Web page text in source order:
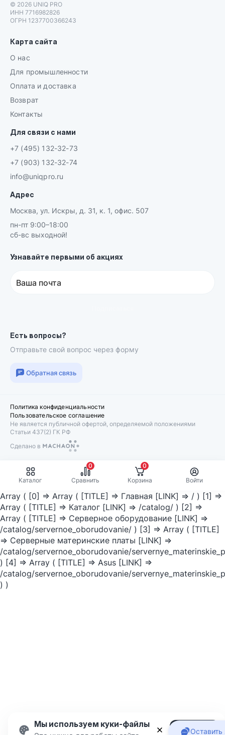
Оставить
© 2026 UNIQ PRO
ИНН 7716982826
ОГРН 1237700366243
Карта сайта
О нас
Для промышленности
Оплата и доставка
Возврат
Контакты
Для связи с нами
+7 (495) 132-32-73
+7 (903) 132-32-74
info@uniqpro.ru
Адрес
Москва, ул. Искры, д. 31, к. 1, офис. 507
пн-пт 9:00–18:00
сб-вс выходной!
Узнавайте первыми об акциях
Ваша почта
Есть вопросы?
Отправьте свой вопрос через форму
Обратная связь
Политика конфиденциальности
Пользовательское соглашение
Не является публичной офертой, определяемой положениями
Статьи 437(2) ГК РФ
Сделано в
Machaon
Каталог
0
Сравнить
0
Корзина
Войти
Мы используем куки-файлы
Подробнее
Array ( [0] => Array ( [TITLE] => Главная [LINK] => / ) [1] =>
Array ( [TITLE] => Каталог [LINK] => /catalog/ ) [2] =>
Array ( [TITLE] => Серверное оборудование [LINK] =>
/catalog/servernoe_oborudovanie/ ) [3] => Array ( [TITLE]
=> Серверные материнские платы [LINK] =>
/catalog/servernoe_oborudovanie/
) [4] => Array ( [TITLE] => Asus [LINK] =>
/catalog/servernoe_oborudovanie/
) )